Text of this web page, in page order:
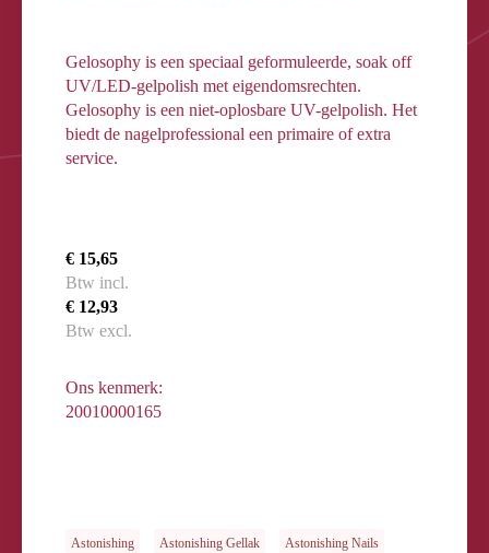
Gelosophy is een speciaal geformuleerde, soak off
UV/LED-gelpolish met eigendomsrechten.
Gelosophy is een niet-oplosbare UV-gelpolish. Het
biedt de nagelprofessional een primaire of extra
service.
€ 15,65
Btw incl.
€ 12,93
Btw excl.
Ons kenmerk:
20010000165
Astonishing Astonishing Gellak Astonishing Nails